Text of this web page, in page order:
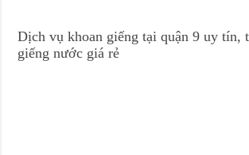
Dịch vụ khoan giếng tại quận 9 uy tín,
giếng nước giá rẻ